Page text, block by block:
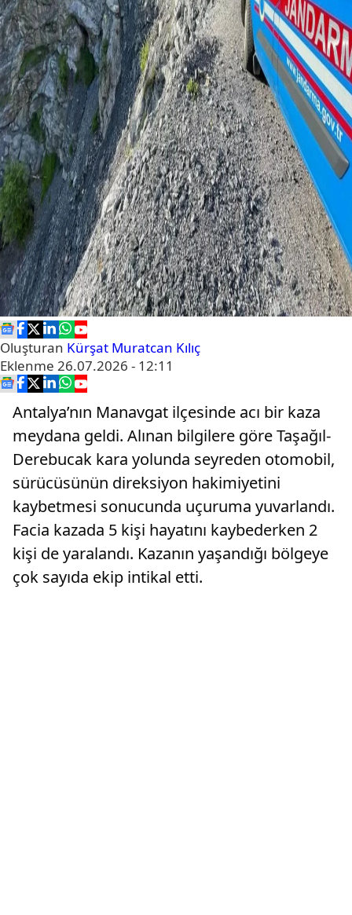
Oluşturan Kürşat Muratcan Kılıç
Eklenme 26.07.2026 - 12:11
Antalya’nın Manavgat ilçesinde acı bir kaza
meydana geldi. Alınan bilgilere göre Taşağıl-
Derebucak kara yolunda seyreden otomobil,
sürücüsünün direksiyon hakimiyetini
kaybetmesi sonucunda uçuruma yuvarlandı.
Facia kazada 5 kişi hayatını kaybederken 2
kişi de yaralandı. Kazanın yaşandığı bölgeye
çok sayıda ekip intikal etti.